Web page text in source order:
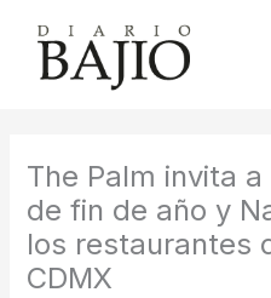
contenido
The Palm invita
de fin de año y
los restaurantes
CDMX